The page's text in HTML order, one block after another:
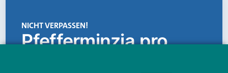
NICHT VERPASSEN!
Pfefferminzia.pro